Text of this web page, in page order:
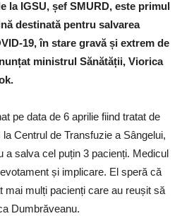
la IGSU, șef SMURD, este primul
destinată pentru salvarea
19, în stare gravă și extrem de
ministrul Sănătății, Viorica
pe data de 6 aprilie fiind tratat de
Centrul de Transfuzie a Sângelui,
a salva cel puțin 3 pacienți. Medicul
și implicare. El speră că
mai mulți pacienți care au reușit să
Dumbrăveanu.